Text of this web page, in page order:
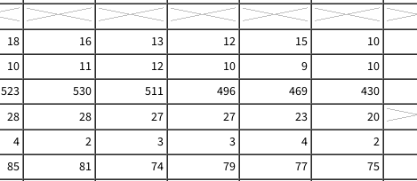
18 16 13 12 15
10
10 11 12 10 9
10
523 530 511 496 469
430
28 28 27 27 23
20
4 2 3 3 4
2
85 81 74 79 77
75